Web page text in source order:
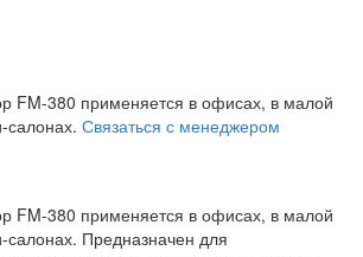
FM-380 применяется в офисах, в малой
салонах. Связаться с менеджером
FM-380 применяется в офисах, в малой
салонах. Предназначен для